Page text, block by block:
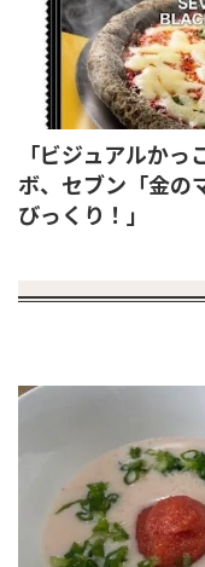
「ビジュアルか
ボ、セブン「金の
びっくり！」